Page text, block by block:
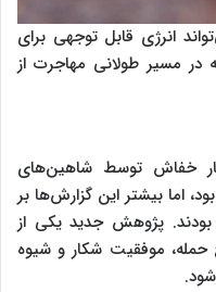
انرژی قابل توجهی برای
در مسیر طولانی مهاجرت از
خفاش توسط شاهین‌های
اما بیشتر این گزارش‌ها بر
پژوهش جدید یکی از
حمله، موفقیت شکار و شیوه